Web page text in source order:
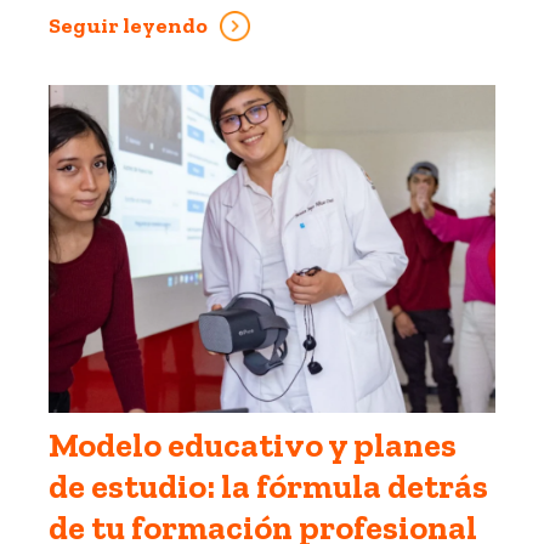
Seguir leyendo
Modelo educativo y planes
de estudio: la fórmula detrás
de tu formación profesional